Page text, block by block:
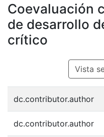
Coevaluación
de desarrollo
crítico
Vista
dc.contributor.author
dc.contributor.author